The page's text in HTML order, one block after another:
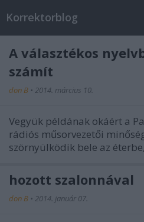
Korrektorblog
A választékos
számít
don B • 2014. március 10.
Vegyük példának okáért a
rádiós műsorvezetői
szörnyülködik bele az
hozott szalonnával
don B • 2014. január 07.